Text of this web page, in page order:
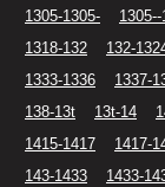
1305-1305-
1318-132
132-
1333-1336
1337-
138-13t
13t-14
1415-1417
1417-
143-1433
1433-